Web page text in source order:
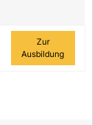
Zur
Ausbildung